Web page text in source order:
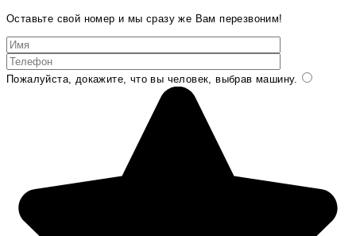
Оставьте свой номер и мы сразу же Вам перезвоним!
Пожалуйста, докажите, что вы человек, выбрав машину.